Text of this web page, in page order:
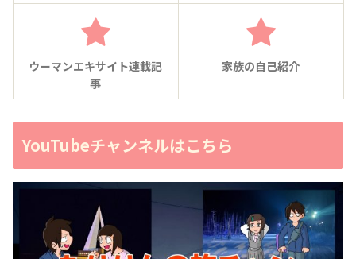
ウーマンエキサイト連載記
事
家族の自己紹介
YouTubeチャンネルはこちら